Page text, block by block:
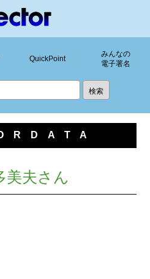
QuickPoint
みんなの
電子署名
美夫さん